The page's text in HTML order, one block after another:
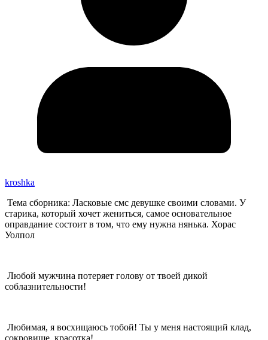
kroshka
Тема сборника: Ласковые смс девушке своими словами. У
старика, который хочет жениться, самое основательное
оправдание состоит в том, что ему нужна нянька. Хорас
Уолпол
Любой мужчина потеряет голову от твоей дикой
соблазнительности!
Любимая, я восхищаюсь тобой! Ты у меня настоящий клад,